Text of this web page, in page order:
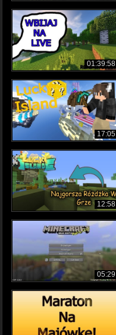
01:39:58
17:05
12:58
05:29